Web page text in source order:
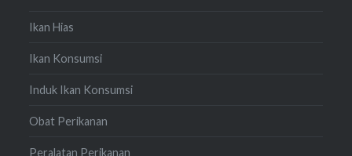
Ikan Hias
Ikan Konsumsi
Induk Ikan Konsumsi
Obat Perikanan
Peralatan Perikanan